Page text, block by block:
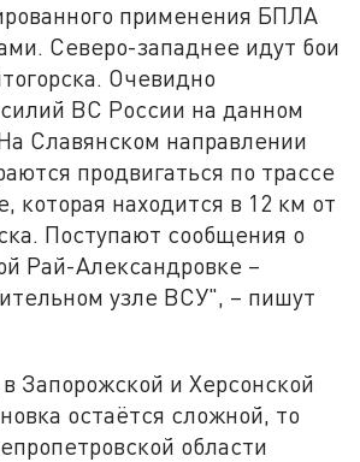
применения БПЛА
Северо-западнее идут бои
Очевидно
ВС России на данном
Славянском направлении
продвигаться по трассе
которая находится в 12 км от
Поступают сообщения о
Рай-Александровке –
узле ВСУ", – пишут
Запорожской и Херсонской
остаётся сложной, то
области